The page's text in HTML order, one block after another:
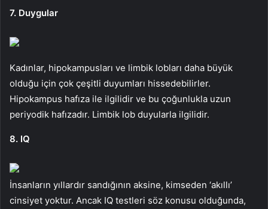
7. Duygular
Kadınlar, hipokampusları ve limbik lobları daha büyük
olduğu için çok çeşitli duyumları hissedebilirler.
Hipokampus hafıza ile ilgilidir ve bu çoğunlukla uzun
periyodik hafızadır. Limbik lob duyularla ilgilidir.
8. IQ
İnsanların yıllardır sandığının aksine, kimseden ‘akıllı’
cinsiyet yoktur. Ancak IQ testleri söz konusu olduğunda,